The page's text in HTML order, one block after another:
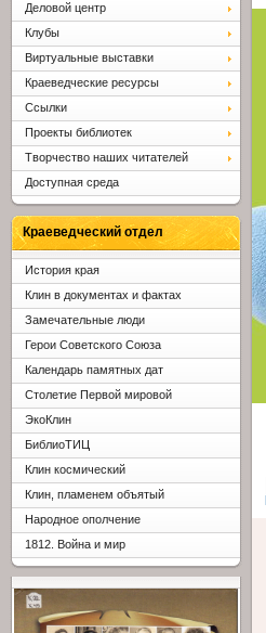
Деловой центр
Клубы
Виртуальные выставки
Краеведческие ресурсы
Ссылки
Проекты библиотек
Творчество наших читателей
Доступная среда
Краеведческий отдел
История края
Клин в документах и фактах
Замечательные люди
Герои Советского Союза
Календарь памятных дат
Столетие Первой мировой
ЭкоКлин
БиблиоТИЦ
Клин космический
Клин, пламенем объятый
Народное ополчение
1812. Война и мир